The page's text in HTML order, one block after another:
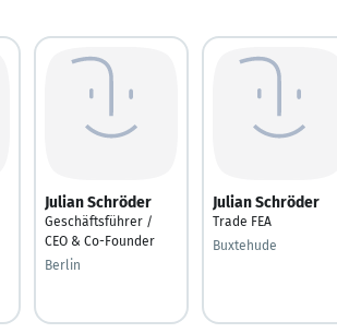
Julian Schröder
Geschäftsführer /
CEO & Co-Founder
Berlin
Julian Schröder
Trade FEA
Buxtehude